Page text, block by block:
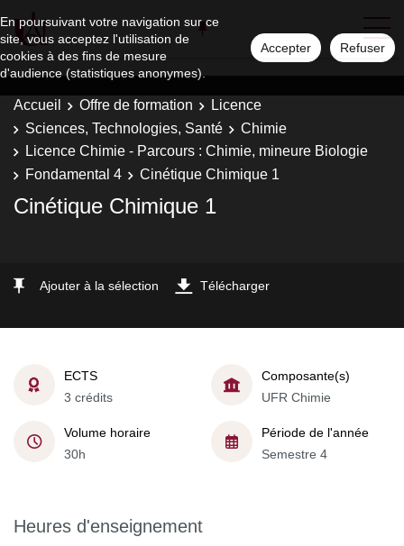
En poursuivant votre navigation sur ce
site, vous acceptez l'utilisation de
cookies à des fins de mesure
d'audience (statistiques anonymes).
Accepter Refuser
Accueil Offre de formation
Licence
Sciences, Technologies, Santé
Chimie
Licence Chimie - Parcours : Chimie, mineure Biologie
Fondamental 4
Cinétique Chimique 1
Cinétique Chimique 1
Ajouter à la sélection Télécharger
ECTS
3 crédits
Composante(s)
UFR Chimie
Volume horaire
30h
Période de l'année
Semestre 4
Heures d'enseignement